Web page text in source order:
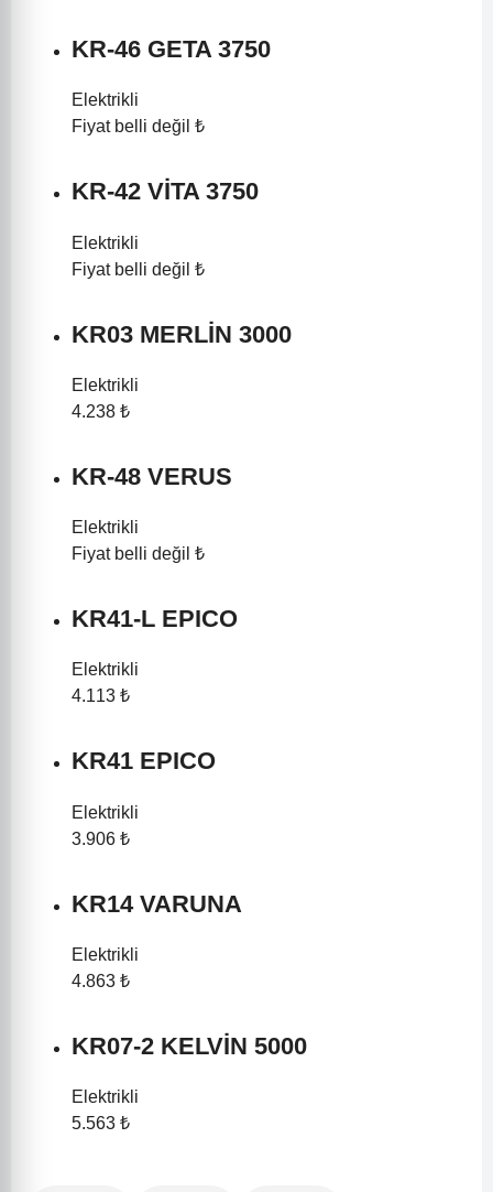
KR-46 GETA 3750
Elektrikli
Fiyat belli değil ₺
KR-42 VİTA 3750
Elektrikli
Fiyat belli değil ₺
KR03 MERLİN 3000
Elektrikli
4.238 ₺
KR-48 VERUS
Elektrikli
Fiyat belli değil ₺
KR41-L EPICO
Elektrikli
4.113 ₺
KR41 EPICO
Elektrikli
3.906 ₺
KR14 VARUNA
Elektrikli
4.863 ₺
KR07-2 KELVİN 5000
Elektrikli
5.563 ₺